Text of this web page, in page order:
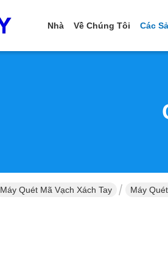
Nhà Về Chúng Tôi Các
Máy Quét Mã Vạch Xách Tay Máy